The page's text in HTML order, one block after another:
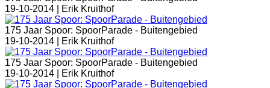
19-10-2014 |
Erik Kruithof
175 Jaar Spoor: SpoorParade - Buitengebied
19-10-2014 |
Erik Kruithof
175 Jaar Spoor: SpoorParade - Buitengebied
19-10-2014 |
Erik Kruithof